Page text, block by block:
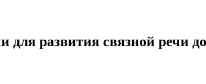
для развития связной речи